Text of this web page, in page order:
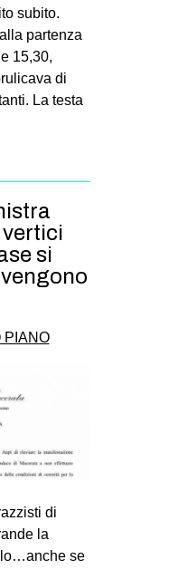
subito.
partenza
15,30,
di
La testa
si
PIANO
di
la
se